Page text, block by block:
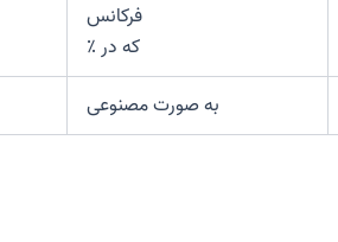
فرکانس
که در ٪
به صورت مصنوعی